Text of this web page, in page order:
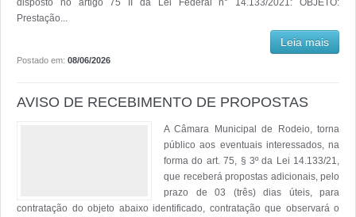
Prestação...
Leia mais
Postado em: 08/06/2026
AVISO DE RECEBIMENTO DE PROPOSTAS
A Câmara Municipal de Rodeio, torna
público aos eventuais interessados, na
forma do art. 75, § 3º da Lei 14.133/21,
que receberá propostas adicionais, pelo
prazo de 03 (três) dias úteis, para
contratação do objeto abaixo identificado, contratação que observará o